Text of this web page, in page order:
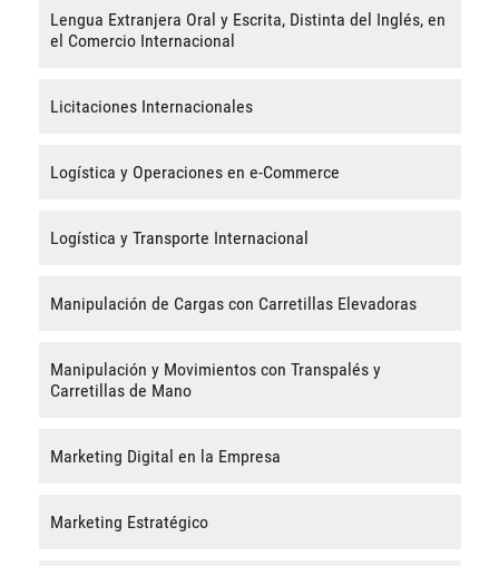
Lengua Extranjera Oral y Escrita, Distinta del Inglés, en
el Comercio Internacional
Licitaciones Internacionales
Logística y Operaciones en e-Commerce
Logística y Transporte Internacional
Manipulación de Cargas con Carretillas Elevadoras
Manipulación y Movimientos con Transpalés y
Carretillas de Mano
Marketing Digital en la Empresa
Marketing Estratégico